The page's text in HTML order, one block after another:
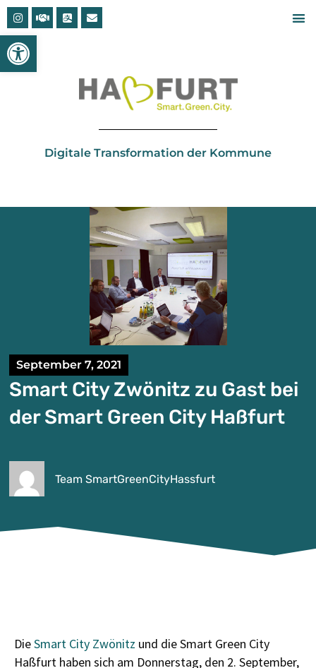
Open toolbar
Digitale Transformation der Kommune
September 7, 2021
Smart City Zwönitz zu Gast bei
der Smart Green City Haßfurt
Team SmartGreenCityHassfurt
DieSmart City Zwönitz und die Smart Green City
Haßfurt haben sich am Donnerstag, den 2. September,